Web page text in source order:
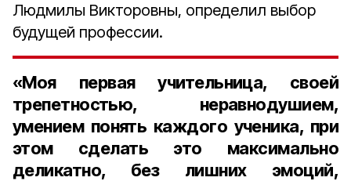
Людмилы Викторовны, определил выбор
будущей профессии.
«Моя первая учительница, своей
трепетностью, неравнодушием,
умением понять каждого ученика, при
этом сделать это максимально
деликатно, без лишних эмоций,